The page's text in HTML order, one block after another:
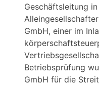
Geschäftsleitung
GmbH, einer im
Betriebsprüfung
GmbH für die